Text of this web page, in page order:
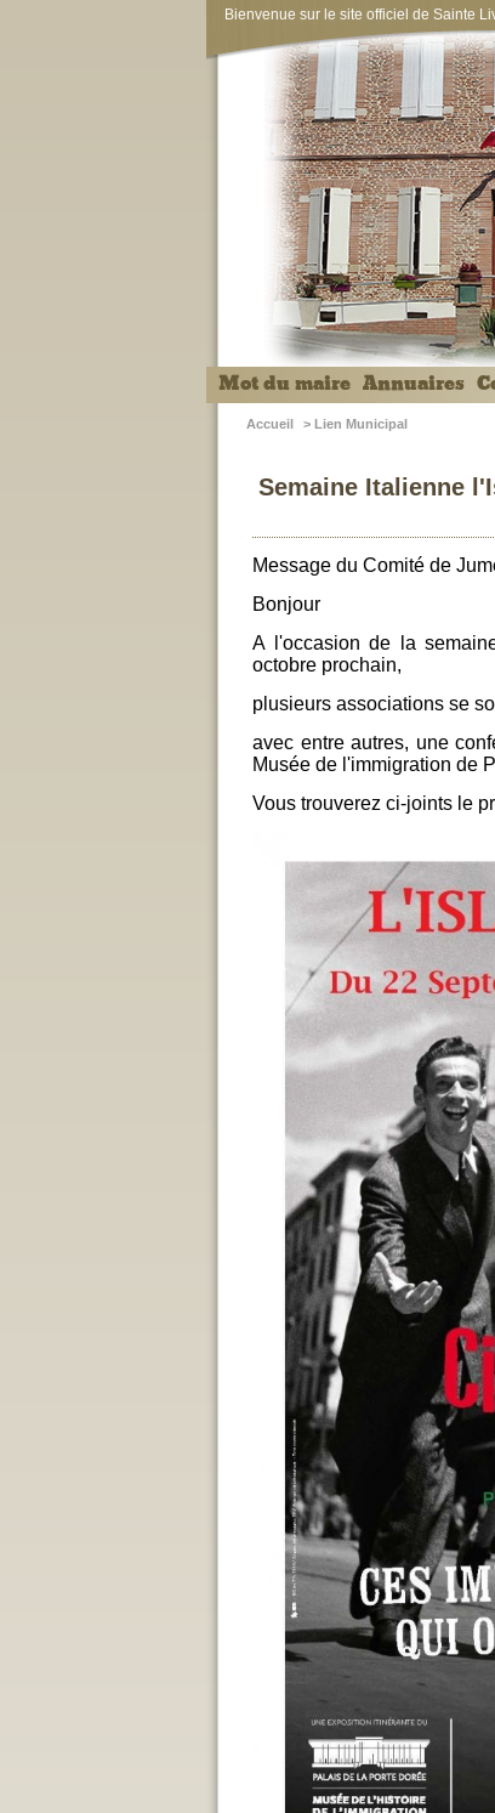
Bienvenue sur le site officiel de Sainte
Mot du maire Annuaires
Accueil > Lien Municipal
Semaine Italienne
Message du Comité de
Bonjour
A l'occasion de la
octobre prochain,
plusieurs associations se
avec entre autres, une
Musée de l'immigration de
Vous trouverez ci-joints le